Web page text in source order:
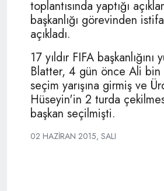
toplantısında yaptığı
başkanlığı görevinden
açıkladı.
17 yıldır FIFA başkanlığını
Blatter, 4 gün önce Ali
seçim yarışına girmiş ve
Hüseyin'in 2 turda
başkan seçilmişti.
02 HAZIRAN 2015, SALI